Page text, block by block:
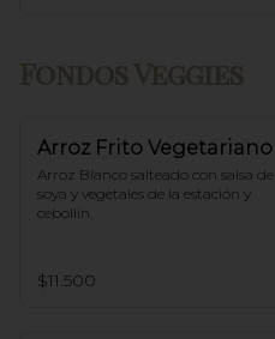
Arroz Frito Vegetariano
Arroz Blanco salteado con salsa de
soya y vegetales de la estación y
cebollín.
$11.500